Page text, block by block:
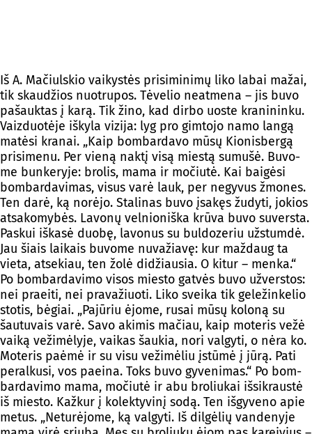
Iš A. Ma­čiuls­kio vai­kys­tės pri­si­mi­ni­mų li­ko la­bai ma­žai,
tik skau­džios nuo­tru­pos. Tė­ve­lio neat­me­na – jis bu­vo
pa­šauk­tas į ka­rą. Tik ži­no, kad dir­bo uos­te kra­ni­nin­ku.
Vaiz­duo­tė­je iš­ky­la vi­zi­ja: lyg pro gim­to­jo na­mo lan­gą
ma­tė­si kra­nai. „Kaip bom­bar­da­vo mū­sų Kio­nis­ber­gą
pri­si­me­nu. Per vie­ną nak­tį vi­są mies­tą su­mu­šė. Bu­vo­
me bun­ke­ry­je: bro­lis, ma­ma ir mo­čiu­tė. Kai bai­gė­si
bom­bar­da­vi­mas, vi­sus va­rė lauk, per ne­gy­vus žmo­nes.
Ten da­rė, ką no­rė­jo. Sta­li­nas bu­vo įsa­kęs žu­dy­ti, jo­kios
at­sa­ko­my­bės. La­vo­nų vel­nio­niš­ka krū­va bu­vo su­vers­ta.
Pas­kui iš­ka­sė duo­bę, la­vo­nus su bul­do­ze­riu už­stum­dė.
Jau šiais lai­kais bu­vo­me nu­va­žia­vę: kur maž­daug ta
vie­ta, at­se­kiau, ten žo­lė di­džiau­sia. O ki­tur – men­ka.“
Po bom­bar­da­vi­mo vi­sos mies­to gat­vės bu­vo už­vers­tos:
nei praei­ti, nei pra­va­žiuo­ti. Li­ko svei­ka tik ge­le­žin­ke­lio
sto­tis, bė­giai. „Pa­jū­riu ėjo­me, ru­sai mū­sų ko­lo­ną su
šau­tu­vais va­rė. Sa­vo aki­mis ma­čiau, kaip mo­te­ris ve­žė
vai­ką ve­ži­mė­ly­je, vai­kas šau­kia, no­ri val­gy­ti, o nė­ra ko.
Mo­te­ris paė­mė ir su vi­su ve­ži­mė­liu įstū­mė į jū­rą. Pa­ti
pe­ral­ku­si, vos paei­na. Toks bu­vo gy­ve­ni­mas.“ Po bom­
bar­da­vi­mo ma­ma, mo­čiu­tė ir abu bro­liu­kai iš­si­kraus­tė
iš mies­to. Kaž­kur į ko­lek­ty­vi­nį so­dą. Ten iš­gy­ve­no apie
me­tus. „Ne­tu­rė­jo­me, ką val­gy­ti. Iš dil­gė­lių van­de­ny­je